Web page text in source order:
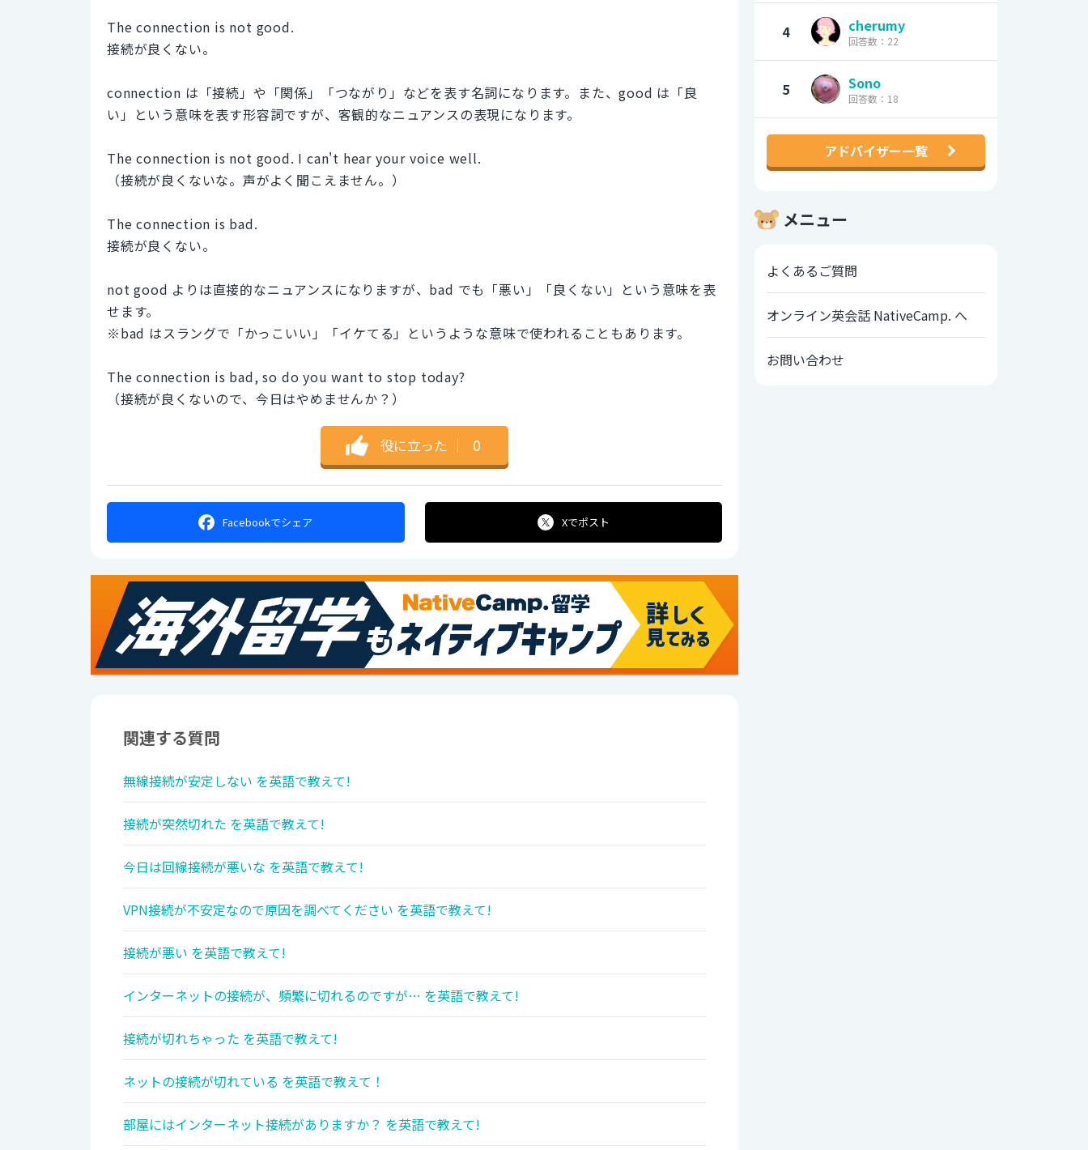
The connection is not good.
接続が良くない。
connection は「接続」や「関係」「つながり」などを表す名詞になります。また、good は「良
い」という意味を表す形容詞ですが、客観的なニュアンスの表現になります。
The connection is not good. I can't hear your voice well.
（接続が良くないな。声がよく聞こえません。）
The connection is bad.
接続が良くない。
not good よりは直接的なニュアンスになりますが、bad でも「悪い」「良くない」という意味を表
せます。
※bad はスラングで「かっこいい」「イケてる」というような意味で使われることもあります。
The connection is bad, so do you want to stop today?
（接続が良くないので、今日はやめませんか？）
役に立った ｜ 0
Facebookでシェア Xでポスト
関連する質問
無線接続が安定しない を英語で教えて!
接続が突然切れた を英語で教えて!
今日は回線接続が悪いな を英語で教えて!
VPN接続が不安定なので原因を調べてください を英語で教えて!
接続が悪い を英語で教えて!
インターネットの接続が、頻繁に切れるのですが… を英語で教えて!
接続が切れちゃった を英語で教えて!
ネットの接続が切れている を英語で教えて！
部屋にはインターネット接続がありますか？ を英語で教えて!
4 cherumy
回答数：22
5 Sono
回答数：18
アドバイザー一覧
メニュー
よくあるご質問
オンライン英会話 NativeCamp. へ
お問い合わせ